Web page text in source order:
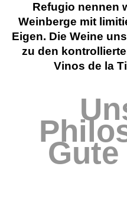
Refugio nennen
Weinberge mit
Eigen. Die Weine
zu den
Vinos de la